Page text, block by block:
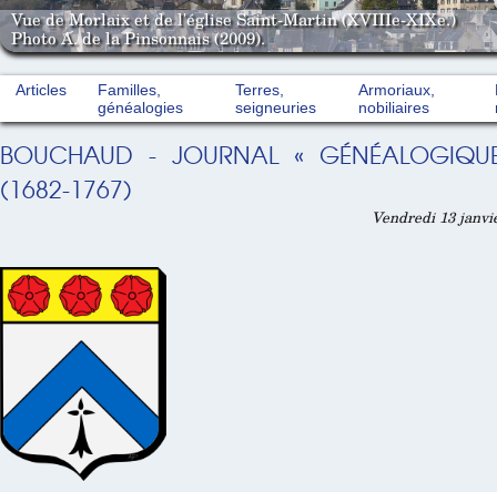
Vue de Morlaix et de l'église Saint-Martin (XVIIIe-XIXe.)
Photo A. de la Pinsonnais (2009).
Articles
Familles,
généalogies
Terres,
seigneuries
Armoriaux,
nobiliaires
BOUCHAUD - JOURNAL «
(1682-1767)
Vendredi 13